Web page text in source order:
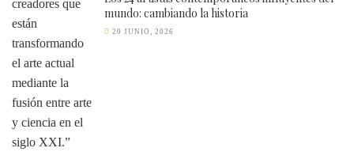
mundo: cambiando la historia
20 JUNIO, 2026